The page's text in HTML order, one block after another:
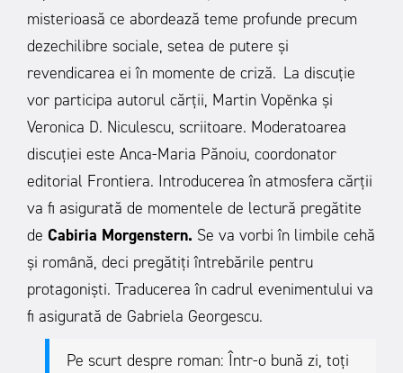
misterioasă ce abordează teme profunde precum
dezechilibre sociale, setea de putere și
revendicarea ei în momente de criză. La discuție
vor participa autorul cărții, Martin Vopěnka și
Veronica D. Niculescu, scriitoare. Moderatoarea
discuției este Anca-Maria Pănoiu, coordonator
editorial Frontiera. Introducerea în atmosfera cărții
va fi asigurată de momentele de lectură pregătite
de Cabiria Morgenstern. Se va vorbi în limbile cehă
și română, deci pregătiți întrebările pentru
protagoniști. Traducerea în cadrul evenimentului va
fi asigurată de Gabriela Georgescu.
Pe scurt despre roman: Într-o bună zi, toți